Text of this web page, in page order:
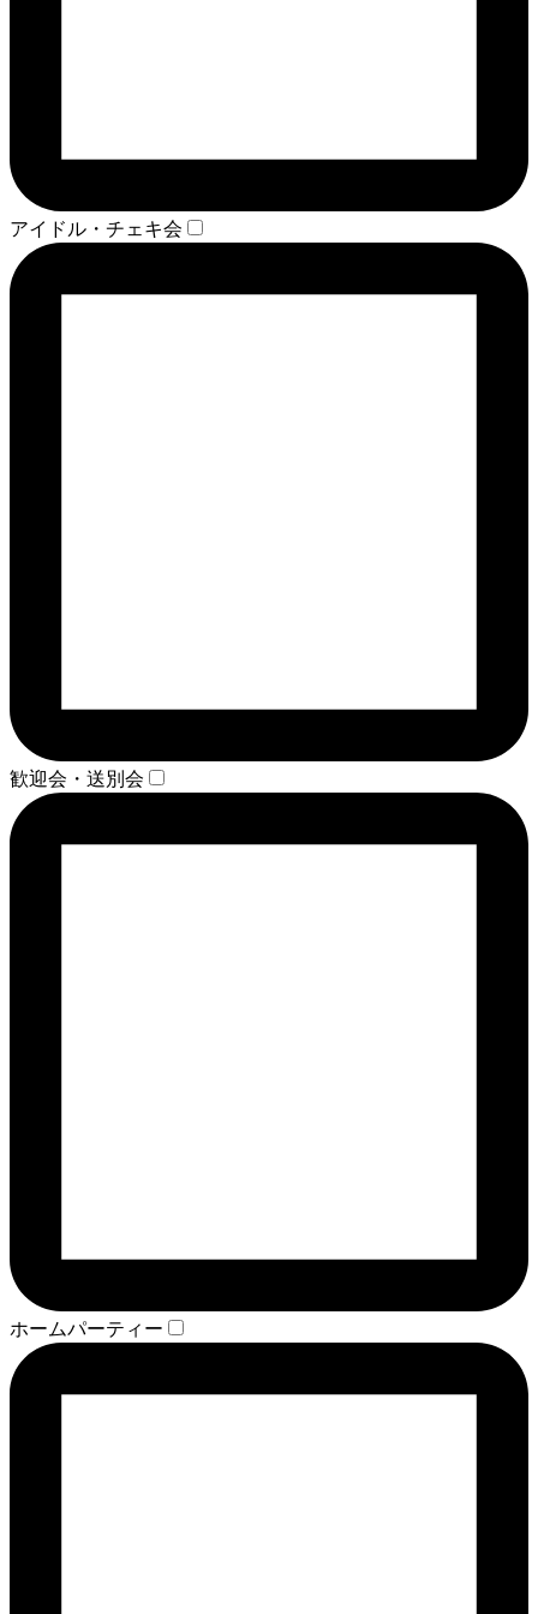
アイドル・チェキ会
歓迎会・送別会
ホームパーティー